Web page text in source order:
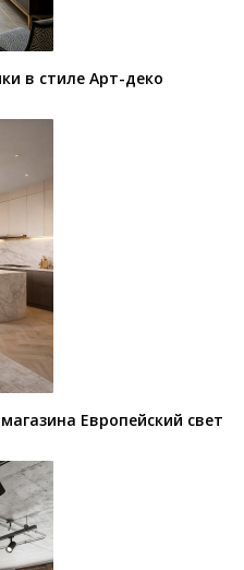
в стиле Арт-деко
Европейский свет